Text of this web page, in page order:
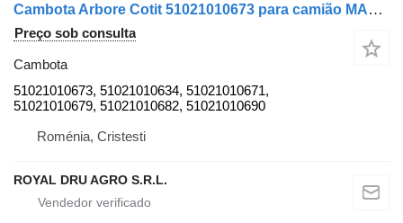
Cambota Arbore Cotit 51021010673 para camião MAN – Coduri: , 51021010673, 51021010634, 51021010671, 51021010679, 51021010682
Preço sob consulta
Cambota
51021010673, 51021010634, 51021010671,
51021010679, 51021010682, 51021010690
Roménia, Cristesti
ROYAL DRU AGRO S.R.L.